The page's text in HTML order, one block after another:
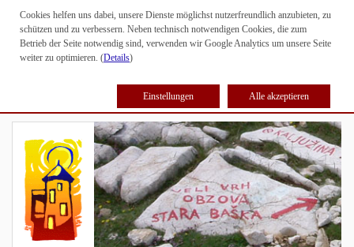
Cookies helfen uns dabei, unsere Dienste möglichst nutzerfreundlich anzubieten, zu
schützen und zu verbessern. Neben technisch notwendigen Cookies, die zum
Betrieb der Seite notwendig sind, verwenden wir Google Analytics um unsere Seite
weiter zu optimieren. (Details)
Einstellungen Alle akzeptieren